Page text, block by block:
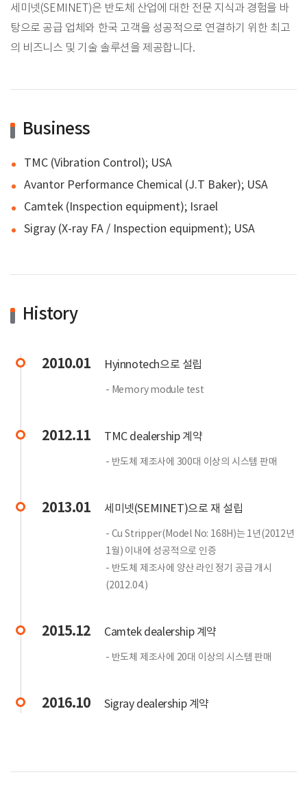
세미넷(SEMINET)은 반도체 산업에 대한 전문 지식과 경험을 바
탕으로 공급 업체와 한국 고객을 성공적으로 연결하기 위한 최고
의 비즈니스 및 기술 솔루션을 제공합니다.
Business
TMC (Vibration Control); USA
Avantor Performance Chemical (J.T Baker); USA
Camtek (Inspection equipment); Israel
Sigray (X-ray FA / Inspection equipment); USA
History
2010.01 Hyinnotech으로 설립
- Memory module test
2012.11 TMC dealership 계약
- 반도체 제조사에 300대 이상의 시스템 판매
2013.01 세미넷(SEMINET)으로 재 설립
- Cu Stripper(Model No: 168H)는 1년(2012년
1월) 이내에 성공적으로 인증
- 반도체 제조사에 양산 라인 정기 공급 개시
(2012.04.)
2015.12 Camtek dealership 계약
- 반도체 제조사에 20대 이상의 시스템 판매
2016.10 Sigray dealership 계약